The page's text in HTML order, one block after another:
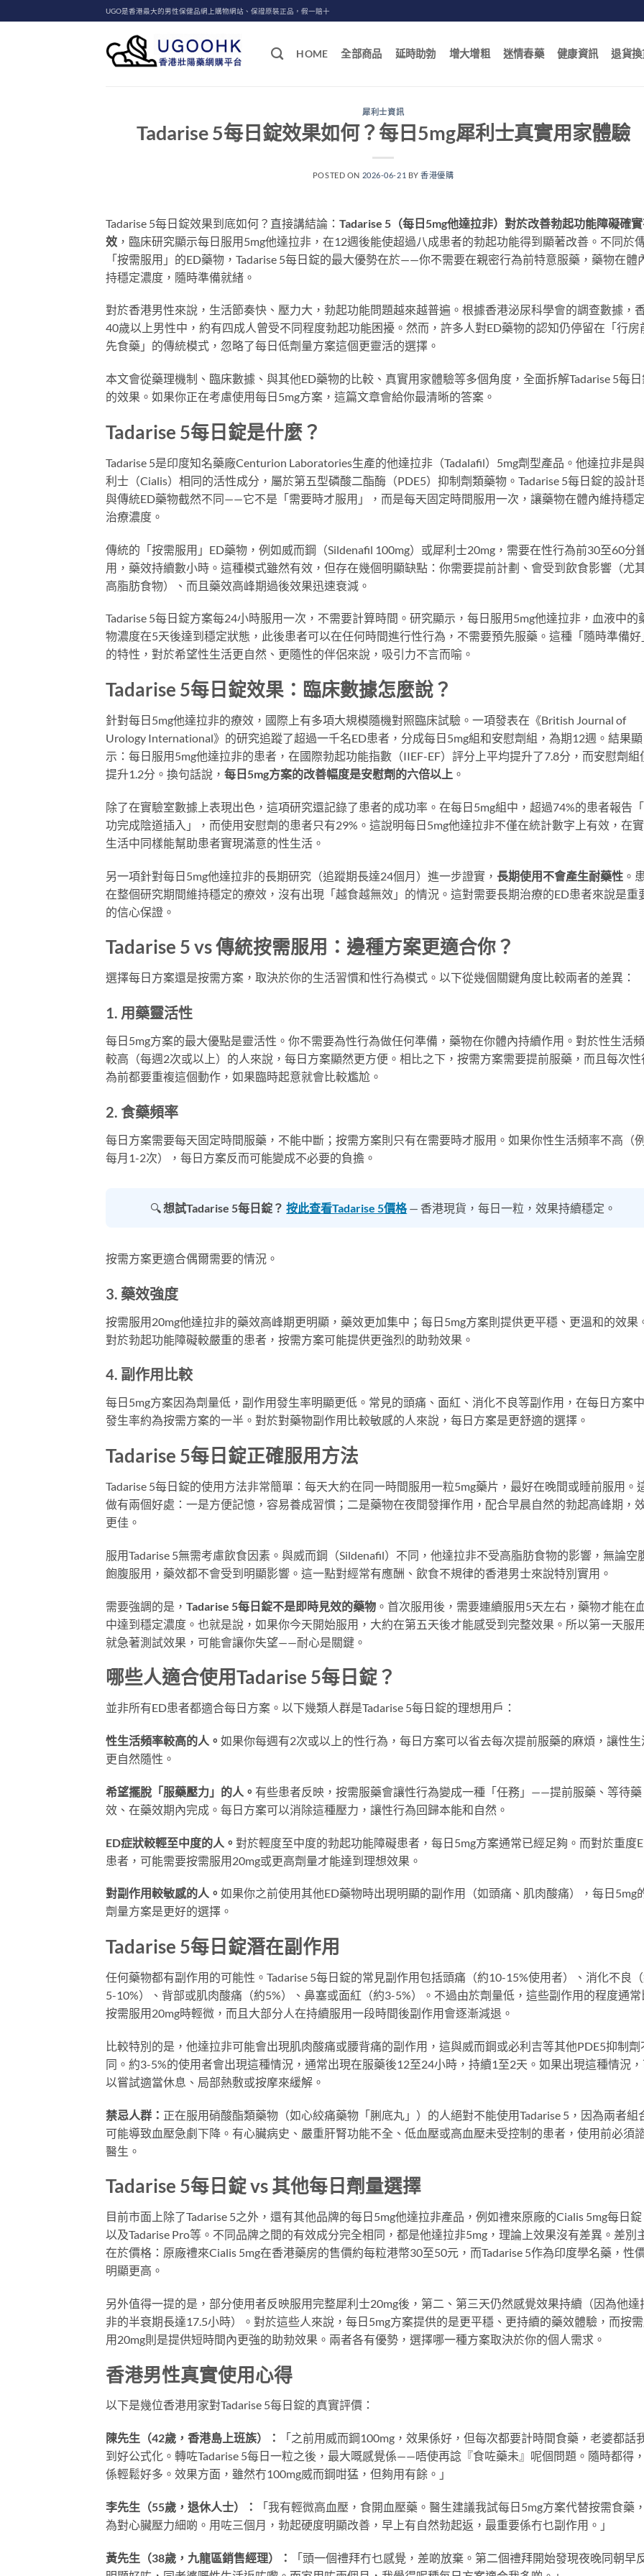
to
UGO是香港最大的男性保健品網上購物網站、保證原裝正品，假一賠十
HOME 全部商品 延時助勃 增大增粗 迷情春藥 健康資訊 退貨換
犀利士資訊
Tadarise 5每日錠效果如何？每日5mg犀利士真實用家體驗
POSTED ON 2026-06-21 BY香港優購
Tadarise 5每日錠效果到底如何？直接講結論： Tadarise 5（每日5mg他達拉非）對於改善勃起功能障礙確
效 ，臨床研究顯示每日服用5mg他達拉非，在12週後能使超過八成患者的勃起功能得到顯著改善。不同於
「按需服用」的ED藥物，Tadarise 5每日錠的最大優勢在於——你不需要在親密行為前特意服藥，藥物在體
持穩定濃度，隨時準備就緒。
對於香港男性來說，生活節奏快、壓力大，勃起功能問題越來越普遍。根據香港泌尿科學會的調查數據，
40歲以上男性中，約有四成人曾受不同程度勃起功能困擾。然而，許多人對ED藥物的認知仍停留在「行房
先食藥」的傳統模式，忽略了每日低劑量方案這個更靈活的選擇。
本文會從藥理機制、臨床數據、與其他ED藥物的比較、真實用家體驗等多個角度，全面拆解Tadarise 5每日
的效果。如果你正在考慮使用每日5mg方案，這篇文章會給你最清晰的答案。
Tadarise 5每日錠是什麼？
Tadarise 5是印度知名藥廠Centurion Laboratories生產的他達拉非（Tadalafil）5mg劑型產品。他達拉非是
利士（Cialis）相同的活性成分，屬於第五型磷酸二酯酶（PDE5）抑制劑類藥物。Tadarise 5每日錠的設計
與傳統ED藥物截然不同——它不是「需要時才服用」，而是每天固定時間服用一次，讓藥物在體內維持穩
治療濃度。
傳統的「按需服用」ED藥物，例如威而鋼（Sildenafil 100mg）或犀利士20mg，需要在性行為前30至60分
用，藥效持續數小時。這種模式雖然有效，但存在幾個明顯缺點：你需要提前計劃、會受到飲食影響（尤
高脂肪食物）、而且藥效高峰期過後效果迅速衰減。
Tadarise 5每日錠方案每24小時服用一次，不需要計算時間。研究顯示，每日服用5mg他達拉非，血液中的
物濃度在5天後達到穩定狀態，此後患者可以在任何時間進行性行為，不需要預先服藥。這種「隨時準備好
的特性，對於希望性生活更自然、更隨性的伴侶來說，吸引力不言而喻。
Tadarise 5每日錠效果：臨床數據怎麼說？
針對每日5mg他達拉非的療效，國際上有多項大規模隨機對照臨床試驗。一項發表在《British Journal of
Urology International》的研究追蹤了超過一千名ED患者，分成每日5mg組和安慰劑組，為期12週。結果顯
示：每日服用5mg他達拉非的患者，在國際勃起功能指數（IIEF-EF）評分上平均提升了7.8分，而安慰劑組
提升1.2分。換句話說， 每日5mg方案的改善幅度是安慰劑的六倍以上 。
除了在實驗室數據上表現出色，這項研究還記錄了患者的成功率。在每日5mg組中，超過74%的患者報告
功完成陰道插入」，而使用安慰劑的患者只有29%。這說明每日5mg他達拉非不僅在統計數字上有效，在
生活中同樣能幫助患者實現滿意的性生活。
另一項針對每日5mg他達拉非的長期研究（追蹤期長達24個月）進一步證實， 長期使用不會產生耐藥性 。
在整個研究期間維持穩定的療效，沒有出現「越食越無效」的情況。這對需要長期治療的ED患者來說是重
的信心保證。
Tadarise 5 vs 傳統按需服用：邊種方案更適合你？
選擇每日方案還是按需方案，取決於你的生活習慣和性行為模式。以下從幾個關鍵角度比較兩者的差異：
1. 用藥靈活性
每日5mg方案的最大優點是靈活性。你不需要為性行為做任何準備，藥物在你體內持續作用。對於性生活
較高（每週2次或以上）的人來說，每日方案顯然更方便。相比之下，按需方案需要提前服藥，而且每次性
為前都要重複這個動作，如果臨時起意就會比較尷尬。
2. 食藥頻率
每日方案需要每天固定時間服藥，不能中斷；按需方案則只有在需要時才服用。如果你性生活頻率不高（
每月1-2次），每日方案反而可能變成不必要的負擔。
🔍想試Tadarise 5每日錠？ 按此查看Tadarise 5價格— 香港現貨，每日一粒，效果持續穩定。
按需方案更適合偶爾需要的情況。
3. 藥效強度
按需服用20mg他達拉非的藥效高峰期更明顯，藥效更加集中；每日5mg方案則提供更平穩、更溫和的效果
對於勃起功能障礙較嚴重的患者，按需方案可能提供更強烈的助勃效果。
4. 副作用比較
每日5mg方案因為劑量低，副作用發生率明顯更低。常見的頭痛、面紅、消化不良等副作用，在每日方案
發生率約為按需方案的一半。對於對藥物副作用比較敏感的人來說，每日方案是更舒適的選擇。
Tadarise 5每日錠正確服用方法
Tadarise 5每日錠的使用方法非常簡單：每天大約在同一時間服用一粒5mg藥片，最好在晚間或睡前服用。
做有兩個好處：一是方便記憶，容易養成習慣；二是藥物在夜間發揮作用，配合早晨自然的勃起高峰期，
更佳。
服用Tadarise 5無需考慮飲食因素。與威而鋼（Sildenafil）不同，他達拉非不受高脂肪食物的影響，無論空
飽腹服用，藥效都不會受到明顯影響。這一點對經常有應酬、飲食不規律的香港男士來說特別實用。
需要強調的是， Tadarise 5每日錠不是即時見效的藥物 。首次服用後，需要連續服用5天左右，藥物才能在
中達到穩定濃度。也就是說，如果你今天開始服用，大約在第五天後才能感受到完整效果。所以第一天服
就急著測試效果，可能會讓你失望——耐心是關鍵。
哪些人適合使用Tadarise 5每日錠？
並非所有ED患者都適合每日方案。以下幾類人群是Tadarise 5每日錠的理想用戶：
性生活頻率較高的人。 如果你每週有2次或以上的性行為，每日方案可以省去每次提前服藥的麻煩，讓性生
更自然隨性。
希望擺脫「服藥壓力」的人。 有些患者反映，按需服藥會讓性行為變成一種「任務」——提前服藥、等待藥
效、在藥效期內完成。每日方案可以消除這種壓力，讓性行為回歸本能和自然。
ED症狀較輕至中度的人。 對於輕度至中度的勃起功能障礙患者，每日5mg方案通常已經足夠。而對於重度
患者，可能需要按需服用20mg或更高劑量才能達到理想效果。
對副作用較敏感的人。 如果你之前使用其他ED藥物時出現明顯的副作用（如頭痛、肌肉酸痛），每日5mg
劑量方案是更好的選擇。
Tadarise 5每日錠潛在副作用
任何藥物都有副作用的可能性。Tadarise 5每日錠的常見副作用包括頭痛（約10-15%使用者）、消化不良
5-10%）、背部或肌肉酸痛（約5%）、鼻塞或面紅（約3-5%）。不過由於劑量低，這些副作用的程度通常
按需服用20mg時輕微，而且大部分人在持續服用一段時間後副作用會逐漸減退。
比較特別的是，他達拉非可能會出現肌肉酸痛或腰背痛的副作用，這與威而鋼或必利吉等其他PDE5抑制劑
同。約3-5%的使用者會出現這種情況，通常出現在服藥後12至24小時，持續1至2天。如果出現這種情況
以嘗試適當休息、局部熱敷或按摩來緩解。
禁忌人群： 正在服用硝酸酯類藥物（如心絞痛藥物「脷底丸」）的人絕對不能使用Tadarise 5，因為兩者組
可能導致血壓急劇下降。有心臟病史、嚴重肝腎功能不全、低血壓或高血壓未受控制的患者，使用前必須
醫生。
Tadarise 5每日錠 vs 其他每日劑量選擇
目前市面上除了Tadarise 5之外，還有其他品牌的每日5mg他達拉非產品，例如禮來原廠的Cialis 5mg每日錠
以及Tadarise Pro等。不同品牌之間的有效成分完全相同，都是他達拉非5mg，理論上效果沒有差異。差別
在於價格：原廠禮來Cialis 5mg在香港藥房的售價約每粒港幣30至50元，而Tadarise 5作為印度學名藥，性
明顯更高。
另外值得一提的是，部分使用者反映服用完整犀利士20mg後，第二、第三天仍然感覺效果持續（因為他達
非的半衰期長達17.5小時）。對於這些人來說，每日5mg方案提供的是更平穩、更持續的藥效體驗，而按
用20mg則是提供短時間內更強的助勃效果。兩者各有優勢，選擇哪一種方案取決於你的個人需求。
香港男性真實使用心得
以下是幾位香港用家對Tadarise 5每日錠的真實評價：
陳先生（42歲，香港島上班族）：
「之前用威而鋼100mg，效果係好，但每次都要計時間食藥，老婆都話
到好公式化。轉咗Tadarise 5每日一粒之後，最大嘅感覺係——唔使再諗『食咗藥未』呢個問題。隨時都得
係輕鬆好多。效果方面，雖然冇100mg威而鋼咁猛，但夠用有餘。」
李先生（55歲，退休人士）：
「我有輕微高血壓，食開血壓藥。醫生建議我試每日5mg方案代替按需食藥
為對心臟壓力細啲。用咗三個月，勃起硬度明顯改善，早上有自然勃起返，最重要係冇乜副作用。」
黃先生（38歲，九龍區銷售經理）：
「頭一個禮拜冇乜感覺，差啲放棄。第二個禮拜開始發現夜晚同朝早